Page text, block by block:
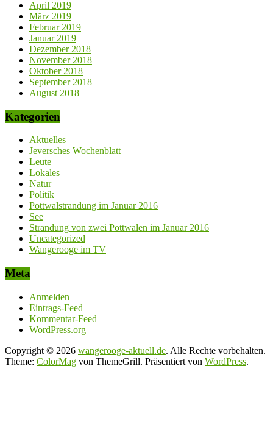
April 2019
März 2019
Februar 2019
Januar 2019
Dezember 2018
November 2018
Oktober 2018
September 2018
August 2018
Kategorien
Aktuelles
Jeversches Wochenblatt
Leute
Lokales
Natur
Politik
Pottwalstrandung im Januar 2016
See
Strandung von zwei Pottwalen im Januar 2016
Uncategorized
Wangerooge im TV
Meta
Anmelden
Eintrags-Feed
Kommentar-Feed
WordPress.org
Copyright © 2026 wangerooge-aktuell.de. Alle Rechte vorbehalten.
Theme: ColorMag von ThemeGrill. Präsentiert von WordPress.